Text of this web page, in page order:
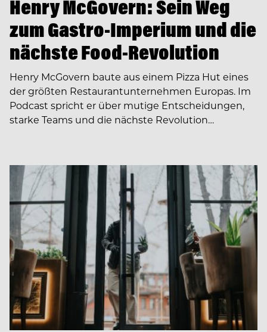
Henry McGovern: Sein Weg
zum Gastro-Imperium und die
nächste Food-Revolution
Henry McGovern baute aus einem Pizza Hut eines
der größten Restaurantunternehmen Europas. Im
Podcast spricht er über mutige Entscheidungen,
starke Teams und die nächste Revolution…